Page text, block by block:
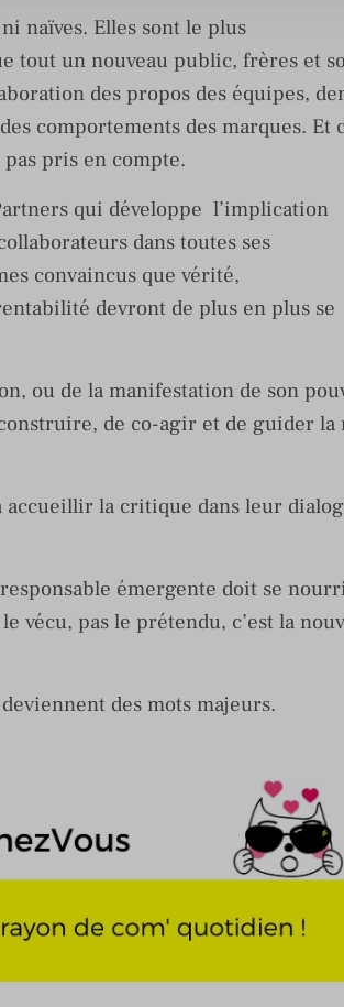
naïves. Elles sont le plus
tout un nouveau public, frères et
des propos des équipes,
comportements des marques. Et
pris en compte.
qui développe l’implication
dans toutes ses
convaincus que vérité,
devront de plus en plus se
ou de la manifestation de son
de co-agir et de guider la
la critique dans leur
émergente doit se
vécu, pas le prétendu, c’est la
des mots majeurs.